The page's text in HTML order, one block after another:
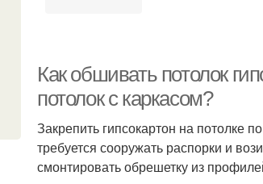
Как обшивать потолок
потолок с каркасом?
Закрепить гипсокартон на потолке
требуется сооружать распорки и
смонтировать обрешетку из